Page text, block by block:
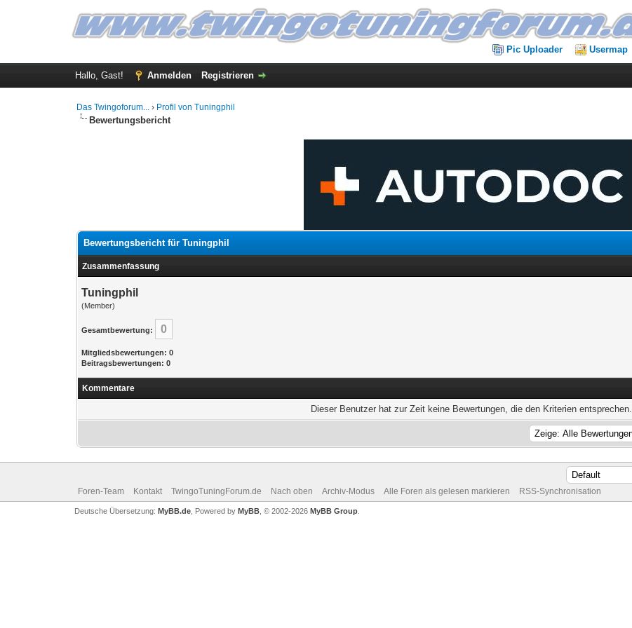
Pic Uploader Usermap
Hallo, Gast! Anmelden Registrieren
Das Twingoforum... › Profil von Tuningphil
Bewertungsbericht
Bewertungsbericht für Tuningphil
Zusammenfassung
Tuningphil
(Member)
Gesamtbewertung: 0
Mitgliedsbewertungen: 0
Beitragsbewertungen: 0
Kommentare
Dieser Benutzer hat zur Zeit keine Bewertungen, die den Kriterien entsprechen.
Foren-Team Kontakt TwingoTuningForum.de Nach oben Archiv-Modus Alle Foren als gelesen markieren RSS-Synchronisation
Deutsche Übersetzung: MyBB.de, Powered by MyBB, © 2002-2026 MyBB Group.